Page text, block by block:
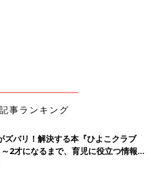
事ランキング
ズバリ！解決する本『ひよこクラブ
2才になるまで、育児に役立つ情報が